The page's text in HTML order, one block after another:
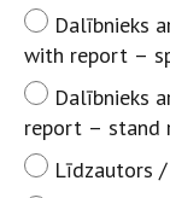
with report –
report – stand
Līdzautors